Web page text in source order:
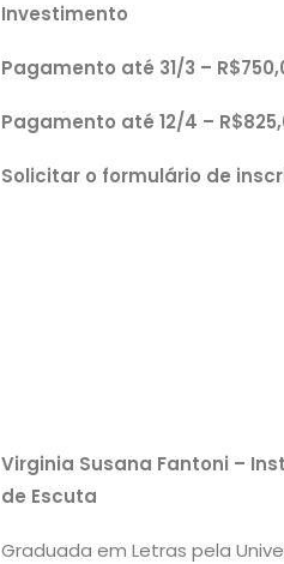
Investimento
Pagamento até 31/3 –
Pagamento até 12/4 –
Solicitar o formulário de
Virginia Susana Fantoni –
de Escuta
Graduada em Letras pela